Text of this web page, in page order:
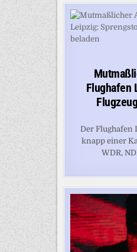
Flughafen
Der Flughafen
knapp einer
WDR,